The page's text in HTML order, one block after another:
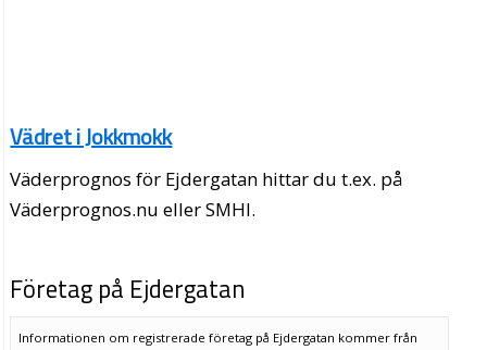
Vädret i Jokkmokk
Väderprognos för Ejdergatan hittar du t.ex. på
Väderprognos.nu eller SMHI.
Företag på Ejdergatan
Informationen om registrerade företag på Ejdergatan kommer från